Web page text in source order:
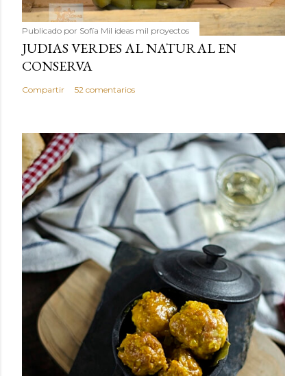
Publicado por Sofía Mil ideas mil proyectos
JUDIAS VERDES AL NATURAL EN
CONSERVA
Compartir 52 comentarios